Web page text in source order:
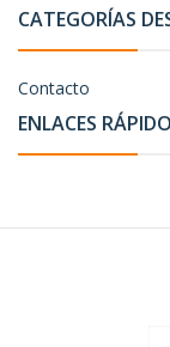
CATEGORÍAS
Contacto
ENLACES